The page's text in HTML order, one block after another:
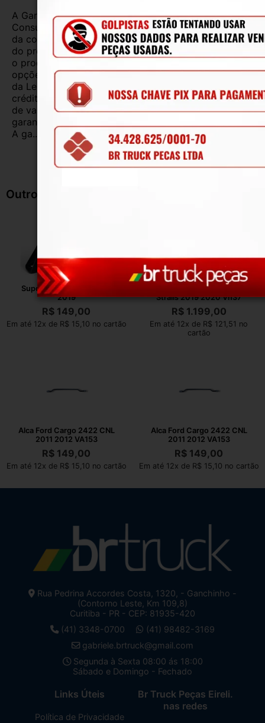
A Garantia Legal, prevista no Código de Defesa do
Consumidor, é de 90 (noventa) dias a partir da data
da compra e cobre defeitos de fabricação e vícios
do produto adquirido.Na impossibilidade de reparar
o produto, o cliente poderá escolher dentre as
opções previstas no parágrafo primeiro do artigo 18
da Lei nº 8.078/1990, ou, ainda, a utilização do
crédito como parte do pagamento de outro produto
de valor superior.Alguns produtos contam com
garantias mais longas. Consulte nossos vendedores.
A ga...
Ler mais
Outros Produtos
Suporte Mb Actros 2546
2019
R$ 149,00
Em até 12x de R$ 15,10 no cartão
Suporte Caixa Bateria Iveco
Stralis 2019 2020 Vn37
R$1.199,00
Em até 12x de R$ 121,51 no
cartão
Alca Ford Cargo 2422 CNL
2011 2012 VA153
R$ 149,00
Em até 12x de R$ 15,10 no cartão
Alca Ford Cargo 2422 CNL
2011 2012 VA153
R$ 149,00
Em até 12x de R$ 15,10 no cartão
Rua Pedrina Accordes Costa, 1320, - Ganchinho -
(Contorno Leste, Km 109,8)
Curitiba - PR - CEP: 81935-420
(41) 3348-0700
(41) 98482-3169
gabriele.brtruck@gmail.com
Segunda à Sexta 08:00 ás 18:00
Sábado e Domingo - Fechado
Links Úteis
Política de Privacidade
Br Truck Peças Eireli.
nas redes